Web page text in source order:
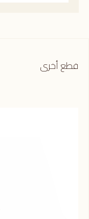
قطع أخرى